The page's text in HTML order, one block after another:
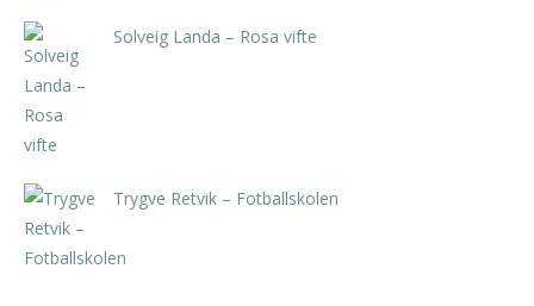
Solveig Landa – Rosa vifte
Trygve Retvik – Fotballskolen